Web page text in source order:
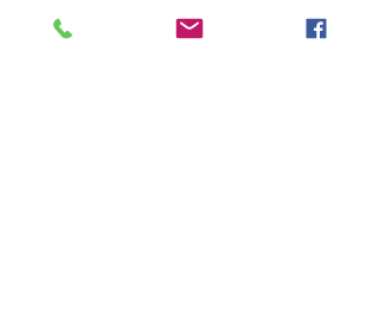
Lier en Edegem. Salsa, Bachata,